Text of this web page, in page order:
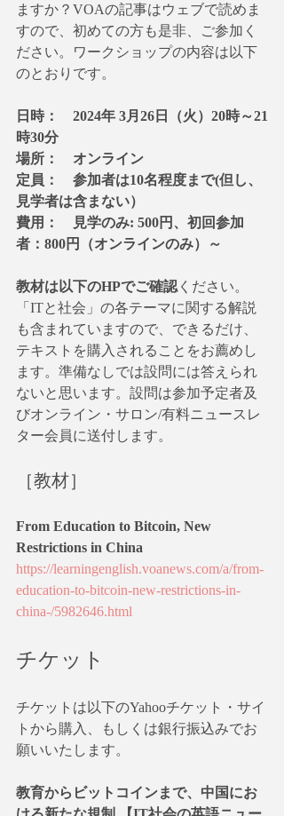
ますか？VOAの記事はウェブで読めま
すので、初めての方も是非、ご参加く
ださい。ワークショップの内容は以下
のとおりです。
日時：　2024年 3月26日（火）20時～21
時30分
場所：　オンライン
定員：　参加者は10名程度まで(但し、
見学者は含まない）
費用：　見学のみ: 500円、初回参加
者：800円（オンラインのみ）～
教材は以下のHPでご確認 ください。
「ITと社会」の各テーマに関する解説
も含まれていますので、できるだけ、
テキストを購入されることをお薦めし
ます。準備なしでは設問には答えられ
ないと思います。設問は参加予定者及
びオンライン・サロン/有料ニュースレ
ター会員に送付します。
［教材］
From Education to Bitcoin, New
Restrictions in China
https://learningenglish.voanews.com/a/from-
education-to-bitcoin-new-restrictions-in-
china-/5982646.html
チケット
チケットは以下のYahooチケット・サイ
トから購入、もしくは銀行振込みでお
願いいたします。
教育からビットコインまで、中国にお